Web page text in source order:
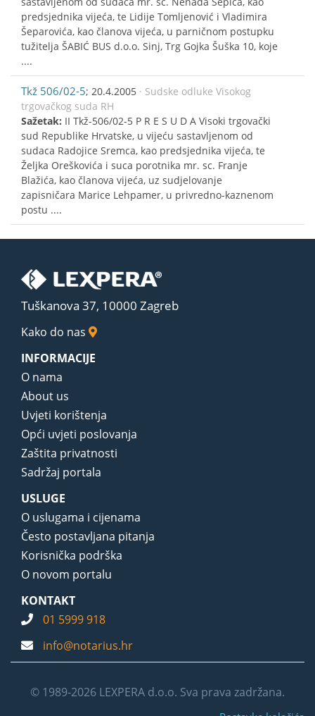
predsjednika vijeća, te Lidije Tomljenović i Vladimira
Šeparovića, kao članova vijeća, u parničnom postupku
tužitelja ŠABIĆ BUS d.o.o. Sinj, Trg Gojka Šuška 10, koje
....
Tkž 506/02-5; 20.4.2005 · Sudske odluke Visokog
trgovačkog suda RH
Sažetak: II Tkž-506/02-5 P R E S U D A Visoki trgovački
sud Republike Hrvatske, u vijeću sastavljenom od
sudaca Radojice Sremca, kao predsjednika vijeća, te
Željka Oreškovića i suca porotnika mr. sc. Franje
Blažića, kao članova vijeća, uz sudjelovanje
zapisničara Marice Lehpamer, u privredno-kaznenom
postu ....
Tuškanova 37, 10000 Zagreb
Kako do nas
INFORMACIJE
O nama
About us
Uvjeti korištenja
Opći uvjeti poslovanja
Zaštita privatnosti
Sadržaj portala
USLUGE
O uslugama i cijenama
Često postavljana pitanja
Korisnička podrška
O novom portalu
KONTAKT
01 5999 918
info@notarius.hr
© 1989-2026 LEXPERA d.o.o. Sva prava zadržana.